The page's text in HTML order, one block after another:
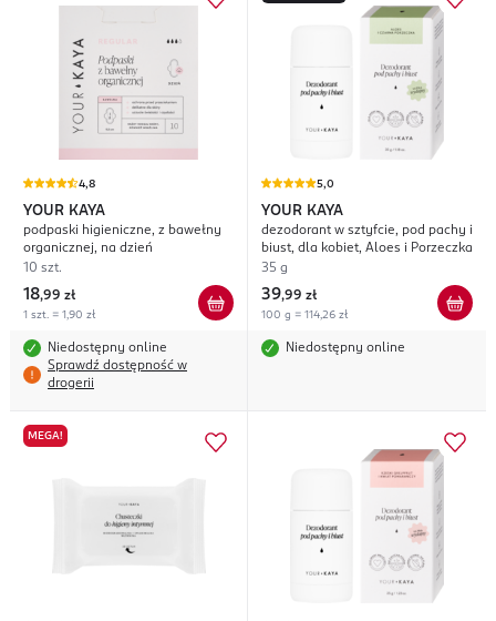
4,8
YOUR KAYA
podpaski higieniczne, z bawełny
organicznej, na dzień
10 szt.
18,99 zł
1 szt. = 1,90 zł
Niedostępny online
Sprawdź dostępność w
drogerii
5,0
YOUR KAYA
dezodorant w sztyfcie, pod pachy i
biust, dla kobiet, Aloes i Porzeczka
35 g
39,99 zł
100 g = 114,26 zł
Niedostępny online
MEGA!